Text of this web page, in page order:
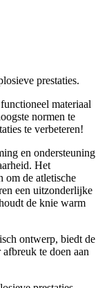
prestaties.
materiaal
normen te
te verbeteren!
en ondersteuning
Het
om de atletische
een uitzonderlijke
de knie warm
ontwerp, biedt de
te doen aan